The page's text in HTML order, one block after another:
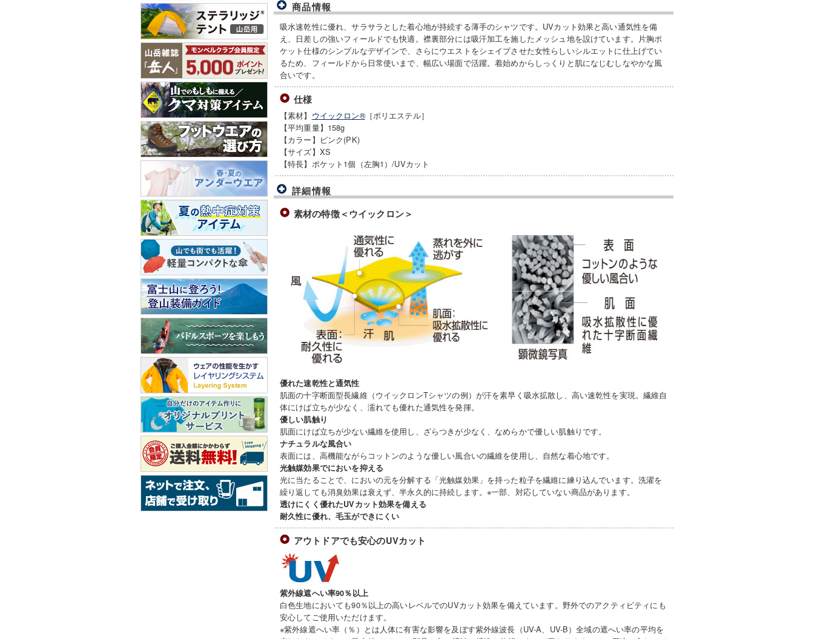
商品情報
吸水速乾性に優れ、サラサラとした着心地が持続する薄手のシャツです。UVカット効果と高い通気性を備
え、日差しの強いフィールドでも快適。襟裏部分には吸汗加工を施したメッシュ地を設けています。片胸ポ
ケット仕様のシンプルなデザインで、さらにウエストをシェイプさせた女性らしいシルエットに仕上げてい
るため、フィールドから日常使いまで、幅広い場面で活躍。着始めからしっくりと肌になじむしなやかな風
合いです。
仕様
【素材】 ウイックロン®［ポリエステル］
【平均重量】158g
【カラー】ピンク(PK)
【サイズ】XS
【特長】ポケット1個（左胸1）/UVカット
詳細情報
素材の特徴＜ウイックロン＞
優れた速乾性と通気性
肌面の十字断面型長繊維（ウイックロンTシャツの例）が汗を素早く吸水拡散し、高い速乾性を実現。繊維自
体にけば立ちが少なく、濡れても優れた通気性を発揮。
優しい肌触り
肌面にけば立ちが少ない繊維を使用し、ざらつきが少なく、なめらかで優しい肌触りです。
ナチュラルな風合い
表面には、高機能ながらコットンのような優しい風合いの繊維を使用し、自然な着心地です。
光触媒効果でにおいを抑える
光に当たることで、においの元を分解する「光触媒効果」を持った粒子を繊維に練り込んでいます。洗濯を
繰り返しても消臭効果は衰えず、半永久的に持続します。※一部、対応していない商品があります。
透けにくく優れたUVカット効果を備える
耐久性に優れ、毛玉ができにくい
アウトドアでも安心のUVカット
紫外線遮へい率90％以上
白色生地においても90％以上の高いレベルでのUVカット効果を備えています。野外でのアクティビティにも
安心してご使用いただけます。
※紫外線遮へい率（％）とは人体に有害な影響を及ぼす紫外線波長（UV-A、UV-B）全域の遮へい率の平均を